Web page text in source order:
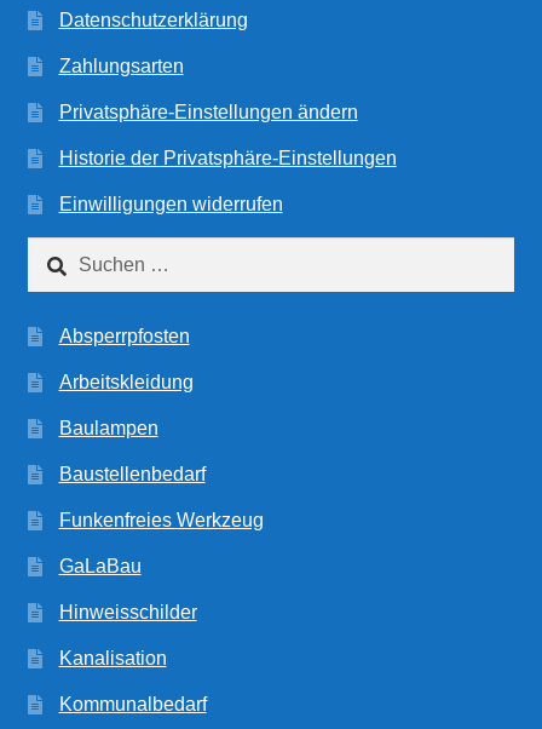
Datenschutzerklärung
Zahlungsarten
Privatsphäre-Einstellungen ändern
Historie der Privatsphäre-Einstellungen
Einwilligungen widerrufen
nach:
Absperrpfosten
Arbeitskleidung
Baulampen
Baustellenbedarf
Funkenfreies Werkzeug
GaLaBau
Hinweisschilder
Kanalisation
Kommunalbedarf